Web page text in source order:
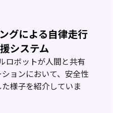
グによる自律走行
システム
ロボットが人間と共有
ョンにおいて、安全性
様子を紹介していま